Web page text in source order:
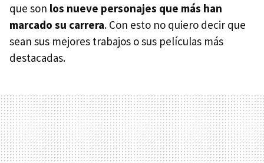
que son los nueve personajes que más han
marcado su carrera. Con esto no quiero decir que
sean sus mejores trabajos o sus películas más
destacadas.